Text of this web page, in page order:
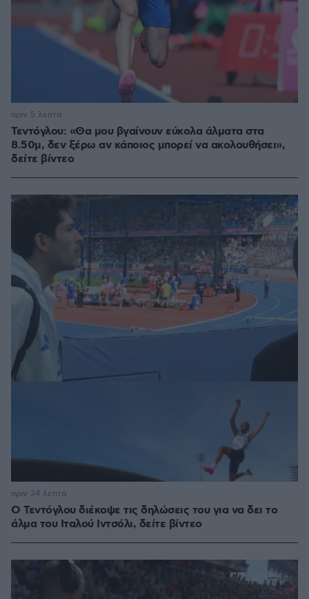
Τεντόγλου: «Θα μου βγαίνουν εύκολα άλματα στα
8.50μ, δεν ξέρω αν κάποιος μπορεί να ακολουθήσει»,
δείτε βίντεο
πριν 5 λεπτά
Ο Τεντόγλου διέκοψε τις δηλώσεις του για να δει το
άλμα του Ιταλού Ιντσόλι, δείτε βίντεο
πριν 34 λεπτά